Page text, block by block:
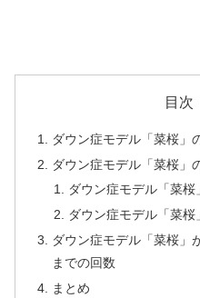
目次
ダウン症モデル「菜桜」
ダウン症モデル「菜桜」
ダウン症モデル「菜
ダウン症モデル「菜
ダウン症モデル「菜桜」
までの回数
まとめ